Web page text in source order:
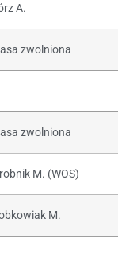
A.
zwolniona
zwolniona
M. (WOS)
M.